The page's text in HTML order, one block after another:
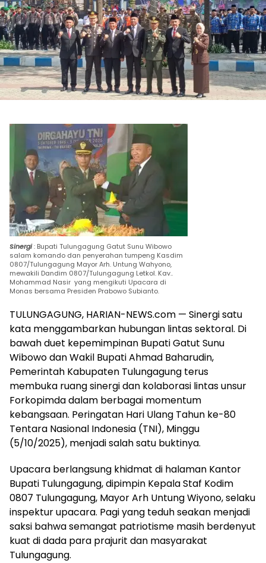
Sinergi: Bupati Tulungagung Gatut Sunu Wibowo
salam komando dan penyerahan tumpeng Kasdim
0807/Tulungagung Mayor Arh. Untung Wahyono,
mewakili Dandim 0807/Tulungagung Letkol. Kav..
Mohammad Nasir yang mengikuti Upacara di
Monas bersama Presiden Prabowo Subianto.
TULUNGAGUNG, HARIAN-NEWS.com — Sinergi satu
kata menggambarkan hubungan lintas sektoral. Di
bawah duet kepemimpinan Bupati Gatut Sunu
Wibowo dan Wakil Bupati Ahmad Baharudin,
Pemerintah Kabupaten Tulungagung terus
membuka ruang sinergi dan kolaborasi lintas unsur
Forkopimda dalam berbagai momentum
kebangsaan. Peringatan Hari Ulang Tahun ke-80
Tentara Nasional Indonesia (TNI), Minggu
(5/10/2025), menjadi salah satu buktinya.
Upacara berlangsung khidmat di halaman Kantor
Bupati Tulungagung, dipimpin Kepala Staf Kodim
0807 Tulungagung, Mayor Arh Untung Wiyono, selaku
inspektur upacara. Pagi yang teduh seakan menjadi
saksi bahwa semangat patriotisme masih berdenyut
kuat di dada para prajurit dan masyarakat
Tulungagung.